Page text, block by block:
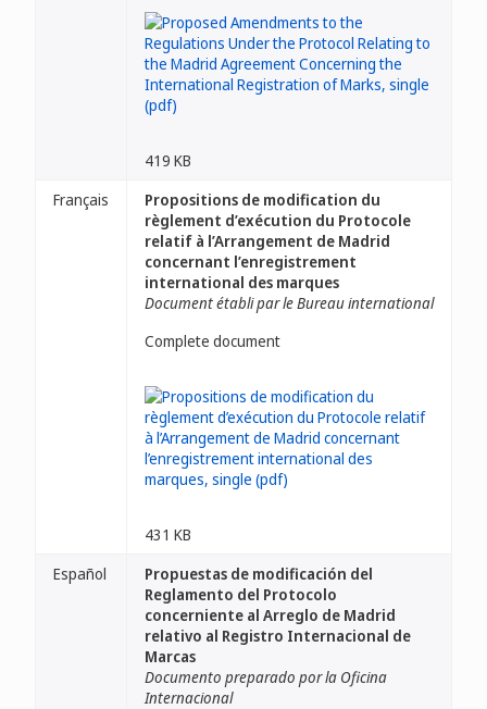
419 KB
Français
Propositions de modification du
règlement d’exécution du Protocole
relatif à l’Arrangement de Madrid
concernant l’enregistrement
international des marques
Document établi par le Bureau international
Complete document
431 KB
Español
Propuestas de modificación del
Reglamento del Protocolo
concerniente al Arreglo de Madrid
relativo al Registro Internacional de
Marcas
Documento preparado por la Oficina
Internacional